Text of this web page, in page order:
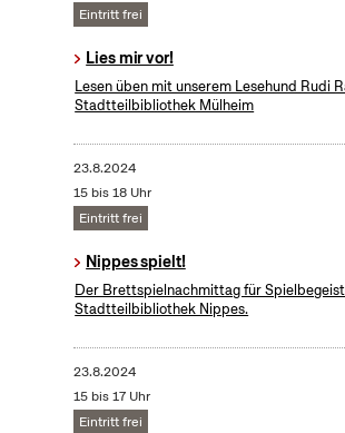
Eintritt frei
Lies mir vor!
Lesen üben mit unserem Lesehund Rudi
Stadtteilbibliothek Mülheim
23.8.2024
15 bis 18 Uhr
Eintritt frei
Nippes spielt!
Der Brettspielnachmittag für
Stadtteilbibliothek Nippes.
23.8.2024
15 bis 17 Uhr
Eintritt frei